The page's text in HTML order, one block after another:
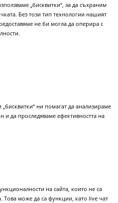
„бисквитки“, за да съхраним
Без този тип технологии нашият
не би могла да оперира с
„бисквитки“ ни помагат да анализираме
и да проследяваме ефективността на
на сайта, които не са
Това може да са функции, като live чат